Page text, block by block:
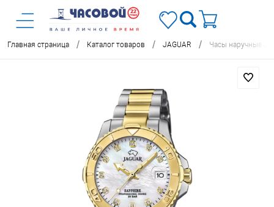
Главная страница / Каталог товаров / JAGUAR / Часы наручные